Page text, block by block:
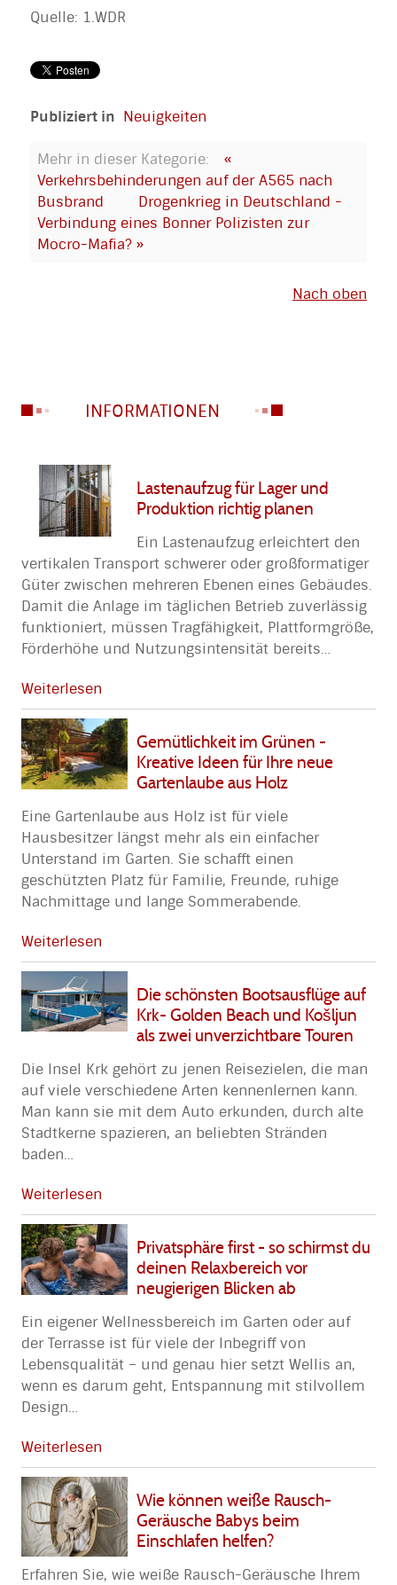
Quelle: 1.WDR
Publiziert in Neuigkeiten
Mehr in dieser Kategorie:
«
Verkehrsbehinderungen auf der A565 nach
Busbrand
Drogenkrieg in Deutschland -
Verbindung eines Bonner Polizisten zur
Mocro-Mafia? »
Nach oben
INFORMATIONEN
Lastenaufzug für Lager und
Produktion richtig planen
Ein Lastenaufzug erleichtert den
vertikalen Transport schwerer oder großformatiger
Güter zwischen mehreren Ebenen eines Gebäudes.
Damit die Anlage im täglichen Betrieb zuverlässig
funktioniert, müssen Tragfähigkeit, Plattformgröße,
Förderhöhe und Nutzungsintensität bereits…
Weiterlesen
Gemütlichkeit im Grünen -
Kreative Ideen für Ihre neue
Gartenlaube aus Holz
Eine Gartenlaube aus Holz ist für viele
Hausbesitzer längst mehr als ein einfacher
Unterstand im Garten. Sie schafft einen
geschützten Platz für Familie, Freunde, ruhige
Nachmittage und lange Sommerabende.
Weiterlesen
Die schönsten Bootsausflüge auf
Krk- Golden Beach und Košljun
als zwei unverzichtbare Touren
Die Insel Krk gehört zu jenen Reisezielen, die man
auf viele verschiedene Arten kennenlernen kann.
Man kann sie mit dem Auto erkunden, durch alte
Stadtkerne spazieren, an beliebten Stränden
baden…
Weiterlesen
Privatsphäre first - so schirmst du
deinen Relaxbereich vor
neugierigen Blicken ab
Ein eigener Wellnessbereich im Garten oder auf
der Terrasse ist für viele der Inbegriff von
Lebensqualität – und genau hier setzt Wellis an,
wenn es darum geht, Entspannung mit stilvollem
Design…
Weiterlesen
Wie können weiße Rausch-
Geräusche Babys beim
Einschlafen helfen?
Erfahren Sie, wie weiße Rausch-Geräusche Ihrem